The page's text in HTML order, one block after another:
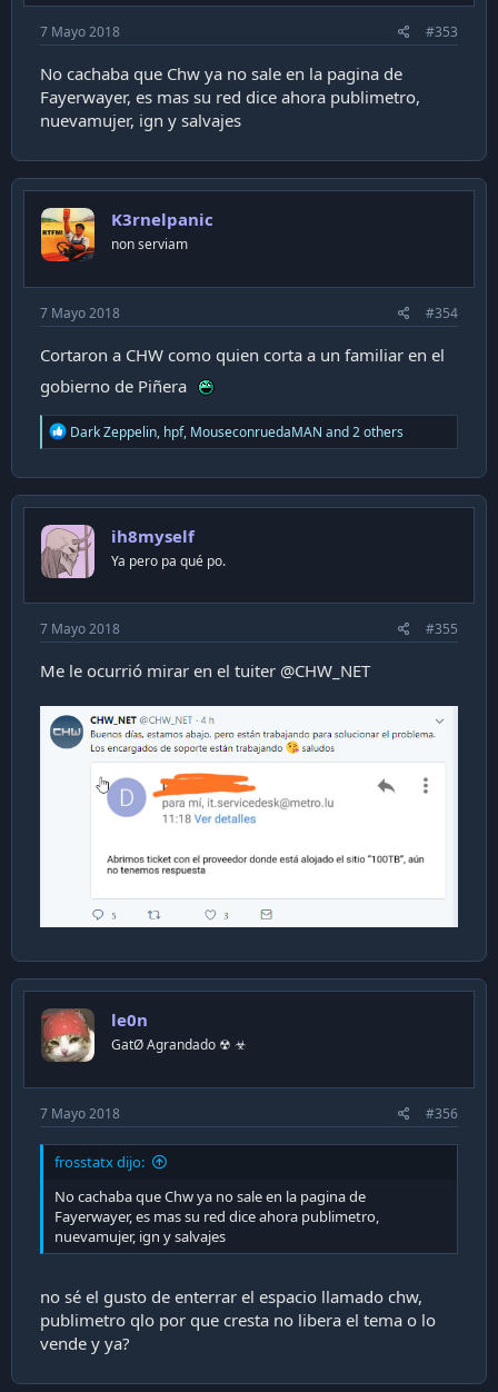
7 Mayo 2018 #353
No cachaba que Chw ya no sale en la pagina de
Fayerwayer, es mas su red dice ahora publimetro,
nuevamujer, ign y salvajes
K3rnelpanic
non serviam
7 Mayo 2018 #354
Cortaron a CHW como quien corta a un familiar en el
gobierno de Piñera
R
e
c
t
o
n
s
Dark Zeppelin, hpf, MouseconruedaMAN and 2 others
ih8myself
Ya pero pa qué po.
7 Mayo 2018 #355
Me le ocurrió mirar en el tuiter @CHW_NET
le0n
GatØ Agrandado ☢ ☣
7 Mayo 2018 #356
frosstatx dijo:
No cachaba que Chw ya no sale en la pagina de
Fayerwayer, es mas su red dice ahora publimetro,
nuevamujer, ign y salvajes
no sé el gusto de enterrar el espacio llamado chw,
publimetro qlo por que cresta no libera el tema o lo
vende y ya?